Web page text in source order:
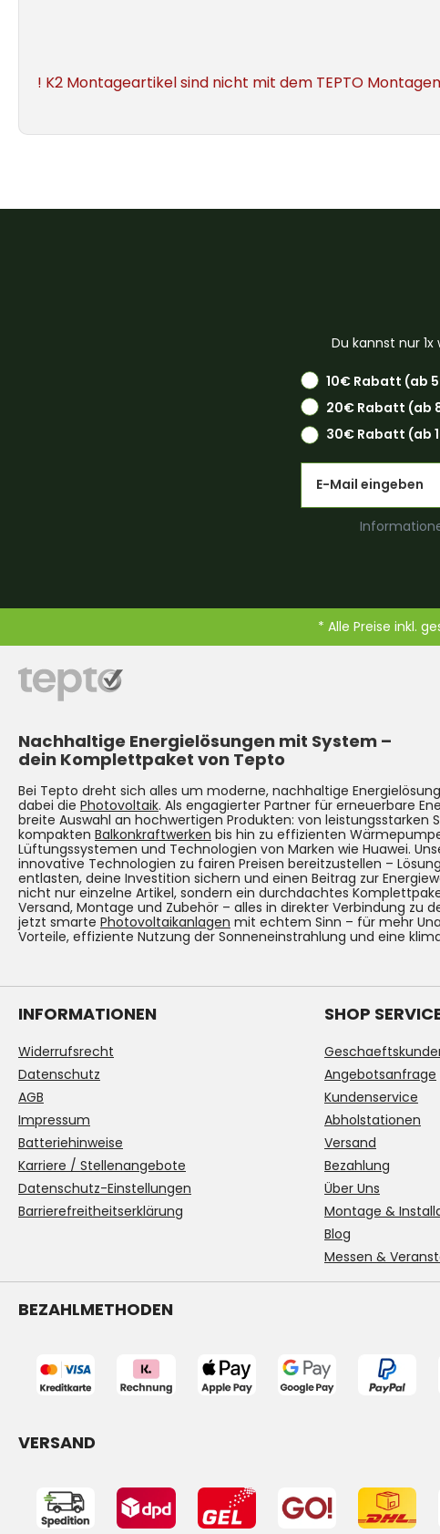
! K2 Montageartikelsind nicht mit dem TEPTO
Du kannst nur
10€ Rabatt (ab
20€ Rabatt (ab
30€ Rabatt (ab
* Alle Preise inkl.
Nachhaltige Energielösungen mit System –
dein Komplettpaket von Tepto
Bei Tepto dreht sich alles um moderne, nachhaltige
dabei die Photovoltaik. Als engagierter Partner für erneuerbare
breite Auswahl an hochwertigen Produkten: von leistungsstarken
kompakten Balkonkraftwerken bis hin zu effizienten
Lüftungssystemen und Technologien von Marken wie Huawei.
innovative Technologien zu fairen Preisen bereitzustellen –
entlasten, deine Investition sichern und einen Beitrag zur
nicht nur einzelne Artikel, sondern ein durchdachtes
Versand, Montage und Zubehör – alles in direkter Verbindung zu
jetzt smarte Photovoltaikanlagen mit echtem Sinn – für mehr
Vorteile, effiziente Nutzung der Sonneneinstrahlung und eine
INFORMATIONEN
Widerrufsrecht
Datenschutz
AGB
Impressum
Batteriehinweise
Karriere / Stellenangebote
Datenschutz-Einstellungen
Barrierefreitheitserklärung
SHOP
Angebotsanfrage
Kundenservice
Abholstationen
Versand
Bezahlung
Über Uns
Montage &
Blog
Messen &
BEZAHLMETHODEN
VERSAND